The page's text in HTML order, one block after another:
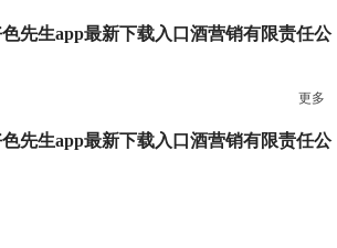
先生app最新下载入口酒营销有限责任公
：兰州市七里河区西津西路16号兰州中心38楼
0931-2867829 2867839
更多
先生app最新下载入口酒营销有限责任公